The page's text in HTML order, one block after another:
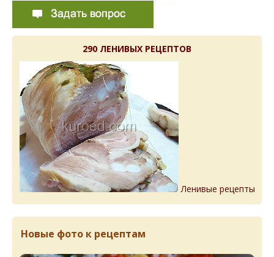
290 ЛЕНИВЫХ РЕЦЕПТОВ
Ленивые рецепты
Новые фото к рецептам